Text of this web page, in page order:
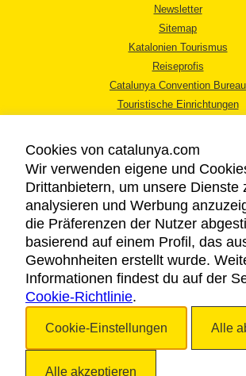
Newsletter
Sitemap
Katalonien Tourismus
Reiseprofis
Catalunya Convention Bureau
Touristische Einrichtungen
RECHTLICHER HINWEIS
DATENSCHUTZICHTLINIE
COOKIES
BARRIEREFREIHEIT
Cookies von catalunya.com
Wir verwenden eigene und
Drittanbietern, um unsere Dienste
analysieren und Werbung
die Präferenzen der Nutzer
basierend auf einem Profil, das
Gewohnheiten erstellt wurde.
Informationen findest du auf der
Cookie-Richtlinie.
Cookie-Einstellungen Alle
Alle akzeptieren